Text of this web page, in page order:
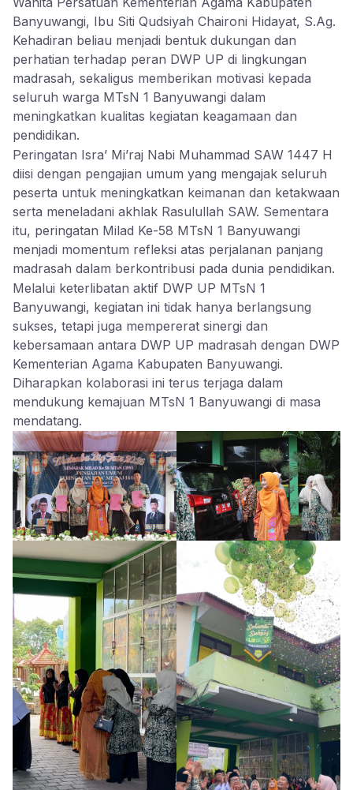
Banyuwangi, Ibu Siti Qudsiyah Chaironi Hidayat, S.Ag.
Kehadiran beliau menjadi bentuk dukungan dan
perhatian terhadap peran DWP UP di lingkungan
madrasah, sekaligus memberikan motivasi kepada
seluruh warga MTsN 1 Banyuwangi dalam
meningkatkan kualitas kegiatan keagamaan dan
pendidikan.
Peringatan Isra’ Mi’raj Nabi Muhammad SAW 1447 H
diisi dengan pengajian umum yang mengajak seluruh
peserta untuk meningkatkan keimanan dan ketakwaan
serta meneladani akhlak Rasulullah SAW. Sementara
itu, peringatan Milad Ke-58 MTsN 1 Banyuwangi
menjadi momentum refleksi atas perjalanan panjang
madrasah dalam berkontribusi pada dunia pendidikan.
Melalui keterlibatan aktif DWP UP MTsN 1
Banyuwangi, kegiatan ini tidak hanya berlangsung
sukses, tetapi juga mempererat sinergi dan
kebersamaan antara DWP UP madrasah dengan DWP
Kementerian Agama Kabupaten Banyuwangi.
Diharapkan kolaborasi ini terus terjaga dalam
mendukung kemajuan MTsN 1 Banyuwangi di masa
mendatang.